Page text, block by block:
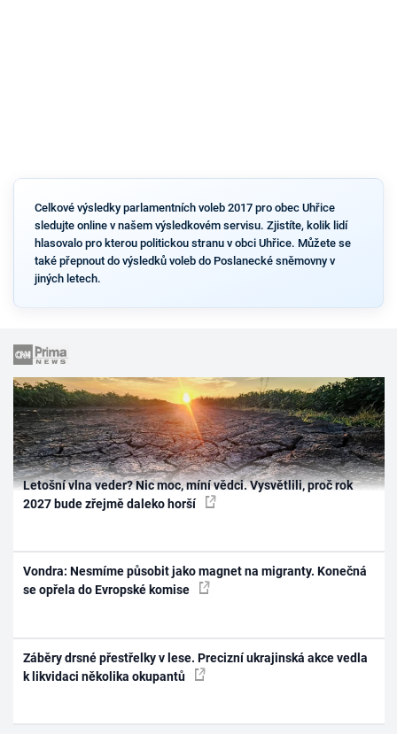
Celkové výsledky parlamentních voleb 2017 pro obec Uhřice
sledujte online v našem výsledkovém servisu. Zjistíte, kolik lidí
hlasovalo pro kterou politickou stranu v obci Uhřice. Můžete se
také přepnout do výsledků voleb do Poslanecké sněmovny v
jiných letech.
Letošní vlna veder? Nic moc, míní vědci. Vysvětlili, proč rok
2027 bude zřejmě daleko horší
Vondra: Nesmíme působit jako magnet na migranty. Konečná
se opřela do Evropské komise
Záběry drsné přestřelky v lese. Precizní ukrajinská akce vedla
k likvidaci několika okupantů